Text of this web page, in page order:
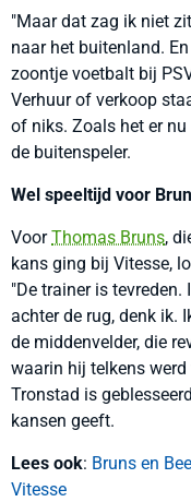
"Maar dat zag ik niet
naar het buitenland.
zoontje voetbalt bij
Verhuur of verkoop
of niks. Zoals het er
de buitenspeler.
Wel speeltijd voor
VoorThomas Bruns,
kans ging bij Vitesse,
"De trainer is tevreden.
achter de rug, denk ik.
de middenvelder, die
waarin hij telkens
Tronstad is
kansen geeft.
Lees ook: Bruns en
Vitesse